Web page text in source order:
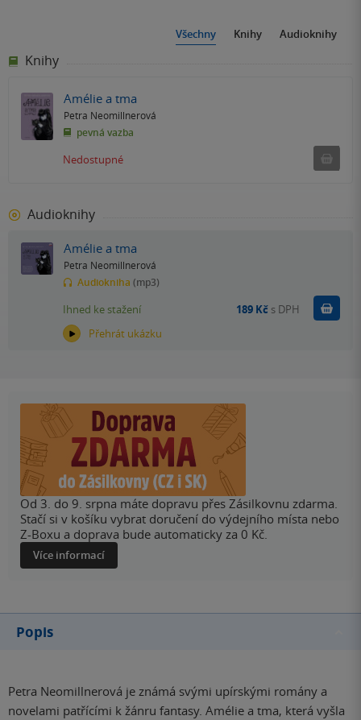
Všechny Knihy Audioknihy
Knihy
Amélie a tma
Petra Neomillnerová
pevná vazba
Nedostupné
Audioknihy
Amélie a tma
Petra Neomillnerová
Audiokniha (mp3)
Přehrát ukázku
Ihned ke stažení 189 Kč s DPH Koupit
Od 3. do 9. srpna máte dopravu přes Zásilkovnu zdarma.
Stačí si v košíku vybrat doručení do výdejního místa nebo
Z-Boxu a doprava bude automaticky za 0 Kč.
Více informací
Popis
Petra Neomillnerová je známá svými upírskými romány a
novelami patřícími k žánru fantasy. Amélie a tma, která vyšla